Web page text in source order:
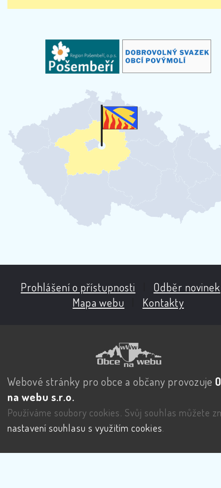
Prohlášení o přístupnosti Odběr novinek
Mapa webu
Kontakty
Webové stránky pro obce a občany provozuje
na webu s.r.o.
Používáme soubory cookies. Svůj souhlas můžete
nastavení souhlasu s využitím cookies.